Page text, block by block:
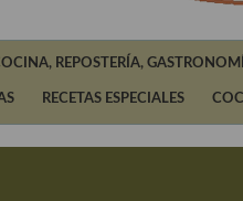
REPOSTERÍA,
RECETAS ESPECIALES